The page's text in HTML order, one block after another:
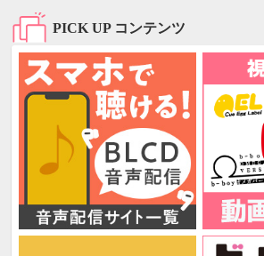
PICK UP コンテンツ